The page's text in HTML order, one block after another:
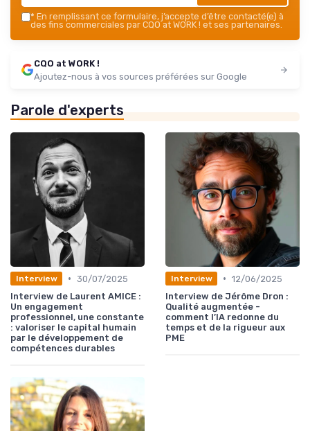
* En remplissant ce formulaire, j’accepte d’être contacté(e) à
des fins commerciales par CQO at WORK ! et ses partenaires.
CQO at WORK !
Ajoutez-nous à vos sources préférées sur Google
Parole d'experts
Interview • 30/07/2025
Interview de Laurent AMICE :
Un engagement
professionnel, une constante
: valoriser le capital humain
par le développement de
compétences durables
Interview • 12/06/2025
Interview de Jérôme Dron :
Qualité augmentée -
comment l’IA redonne du
temps et de la rigueur aux
PME